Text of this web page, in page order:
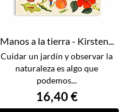
Manos a la tierra - Kirsten...
Cuidar un jardín y observar la
naturaleza es algo que
podemos...
16,40 €